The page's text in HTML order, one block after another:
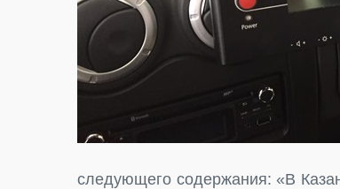
следующего содержания: «В